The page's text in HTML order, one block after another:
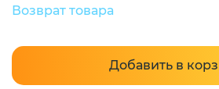
Возврат товара
Добавить в